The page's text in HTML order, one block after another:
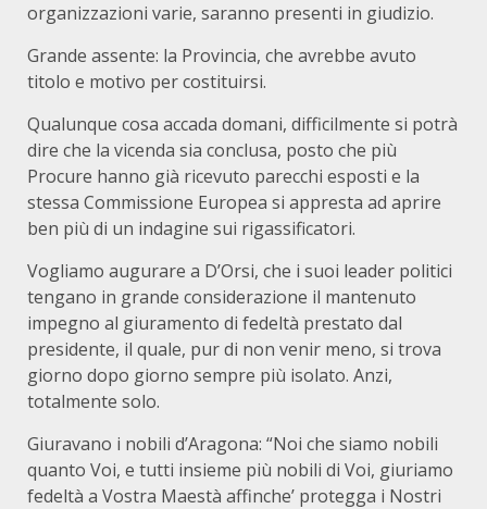
organizzazioni varie, saranno presenti in giudizio.
Grande assente: la Provincia, che avrebbe avuto
titolo e motivo per costituirsi.
Qualunque cosa accada domani, difficilmente si potrà
dire che la vicenda sia conclusa, posto che più
Procure hanno già ricevuto parecchi esposti e la
stessa Commissione Europea si appresta ad aprire
ben più di un indagine sui rigassificatori.
Vogliamo augurare a D’Orsi, che i suoi leader politici
tengano in grande considerazione il mantenuto
impegno al giuramento di fedeltà prestato dal
presidente, il quale, pur di non venir meno, si trova
giorno dopo giorno sempre più isolato. Anzi,
totalmente solo.
Giuravano i nobili d’Aragona: “Noi che siamo nobili
quanto Voi, e tutti insieme più nobili di Voi, giuriamo
fedeltà a Vostra Maestà affinche’ protegga i Nostri